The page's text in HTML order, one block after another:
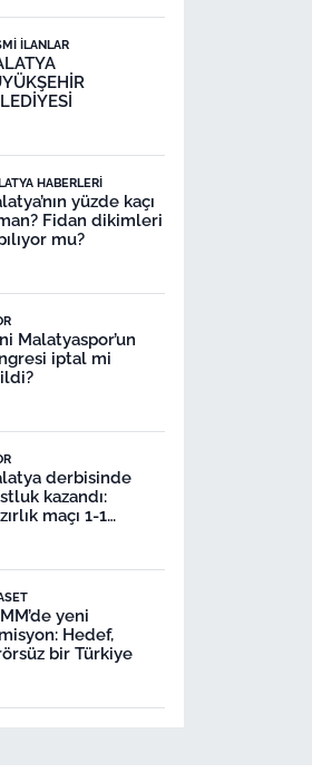
İLANLAR
HABERLERI
yüzde kaçı
Fidan dikimleri
mu?
Malatyaspor’un
iptal mi
derbisinde
kazandı:
maçı 1-1
yeni
Hedef,
bir Türkiye